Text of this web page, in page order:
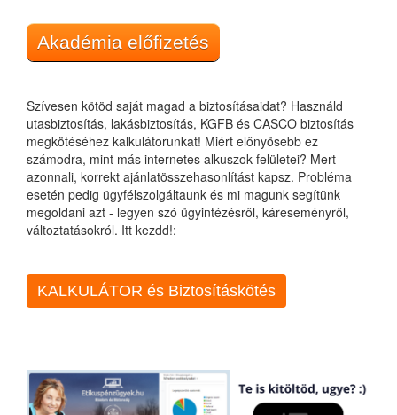
Akadémia előfizetés
Szívesen kötöd saját magad a biztosításaidat? Használd
utasbiztosítás, lakásbiztosítás, KGFB és CASCO biztosítás
megkötéséhez kalkulátorunkat! Miért előnyösebb ez
számodra, mint más internetes alkuszok felületei? Mert
azonnali, korrekt ajánlatösszehasonlítást kapsz. Probléma
esetén pedig ügyfélszolgáltaunk és mi magunk segítünk
megoldani azt - legyen szó ügyintézésről, káreseményről,
változtatásokról. Itt kezdd!:
KALKULÁTOR és Biztosításkötés